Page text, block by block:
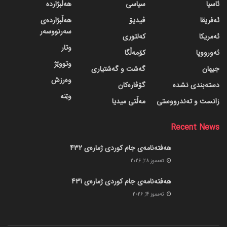
ئاسیا
ئەفریقا
ئەمریکا
ئەورووپا
جیهان
دسته‌بندی نشده
زانست و تەندرووستی
سیاسی
ڤیدیۆ
کەلتوری
کۆمەڵگا
گه‌شت و گه‌شتیاری
گۆڤاره‌کان
مەڵتی میدیا
هەڵبژاردە
هەڵبژاردەی
سەرنووسەر
وتار
وتووێژ
وەرزش
وێنە
Recent News
هەفتەنامەی جام کوردی ژمارەی 432
ته‌مموز 28, 2026
هەفتەنامەی جام کوردی ژمارەی 431
ته‌مموز 14, 2026